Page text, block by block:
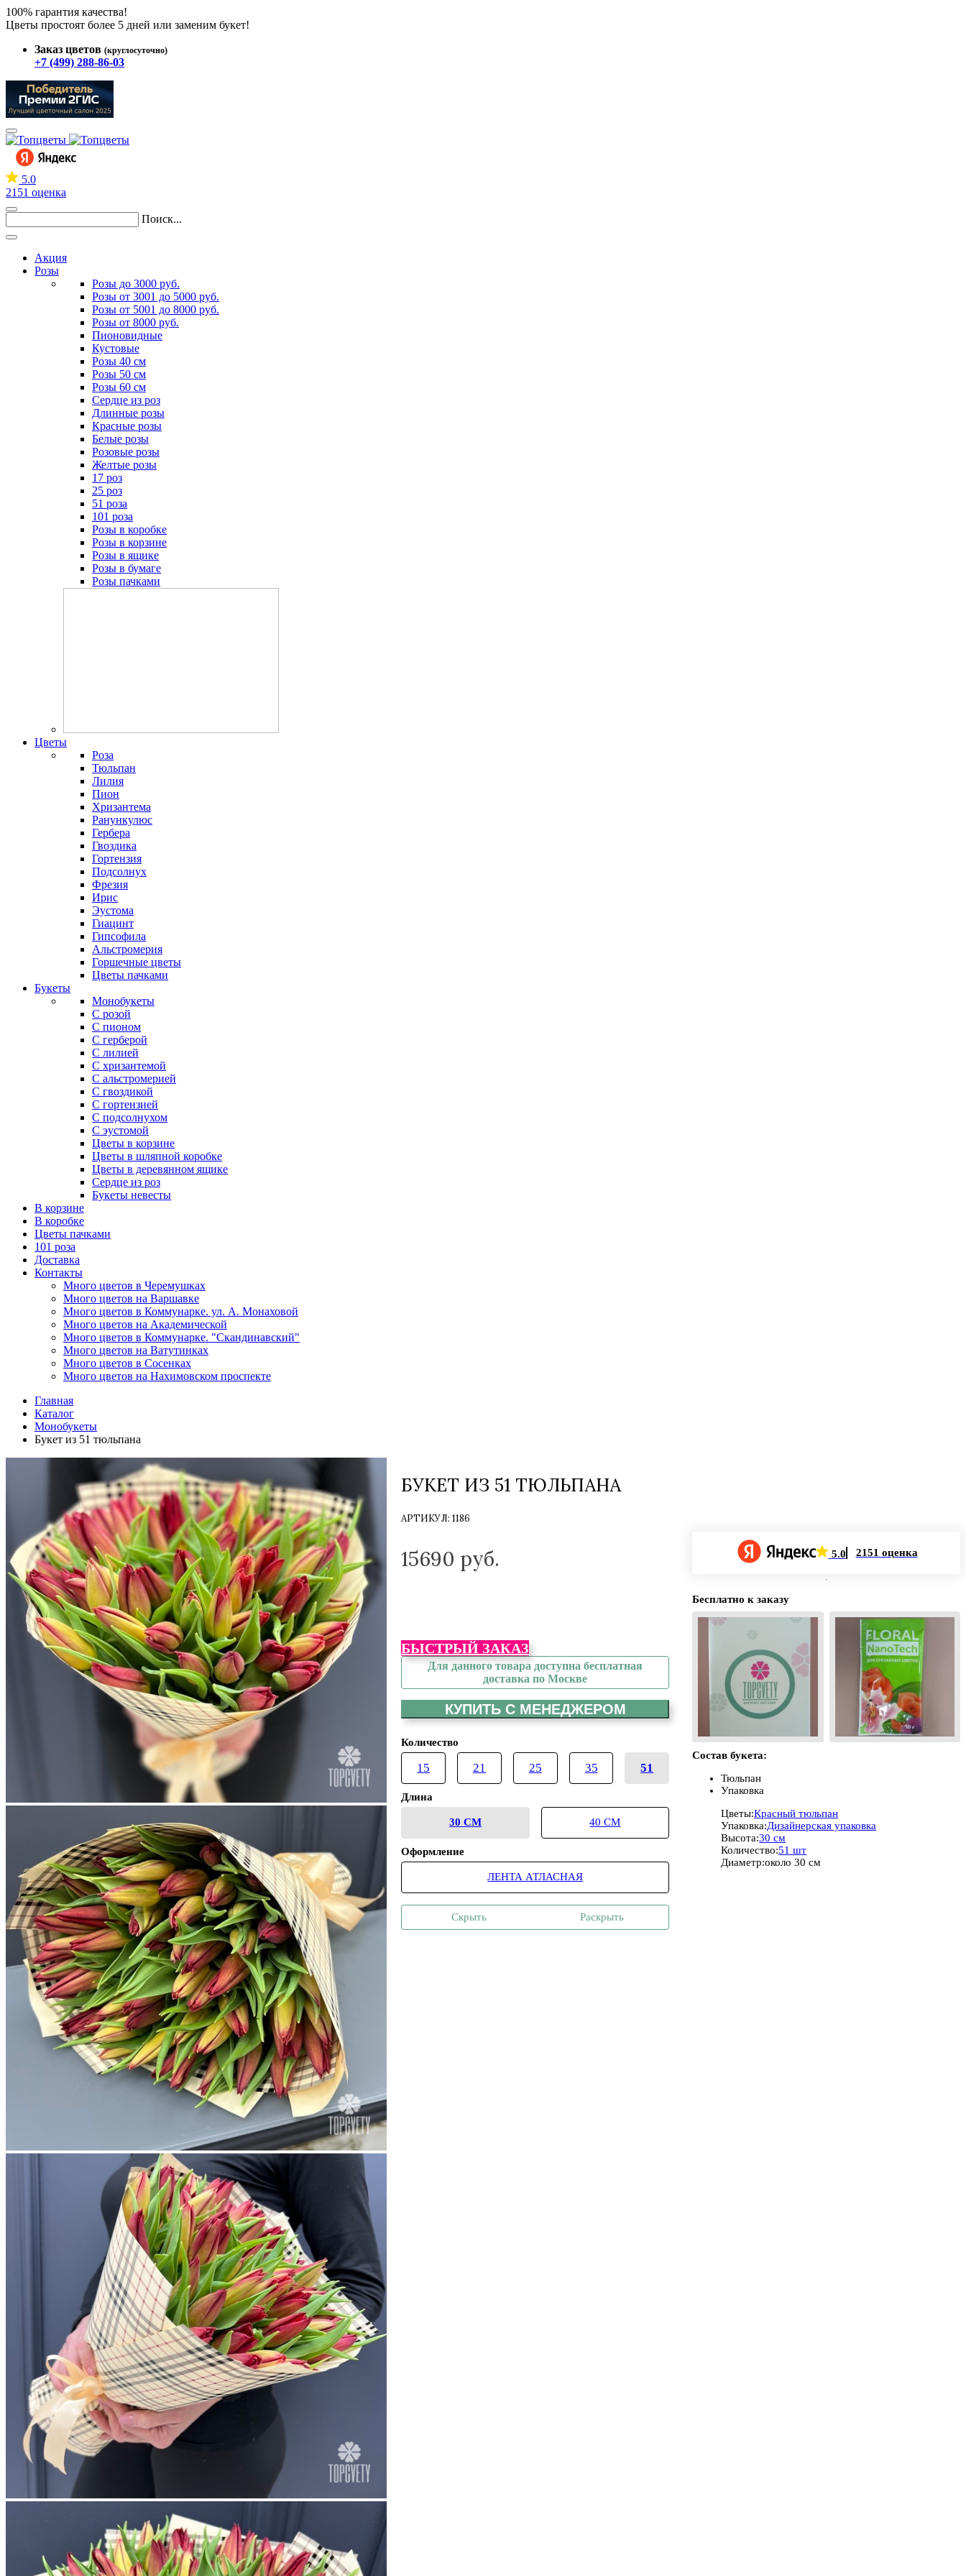
100% гарантия качества!
Цветы простоят более 5 дней или заменим букет!
Заказ цветов (круглосуточно)
+7 (499) 288-86-03
5.0
2151 оценка
Поиск...
Акция
Розы
Розы до 3000 руб.
Розы от 3001 до 5000 руб.
Розы от 5001 до 8000 руб.
Розы от 8000 руб.
Пионовидные
Кустовые
Розы 40 см
Розы 50 см
Розы 60 см
Сердце из роз
Длинные розы
Красные розы
Белые розы
Розовые розы
Желтые розы
17 роз
25 роз
51 роза
101 роза
Розы в коробке
Розы в корзине
Розы в ящике
Розы в бумаге
Розы пачками
Цветы
Роза
Тюльпан
Лилия
Пион
Хризантема
Ранункулюс
Гербера
Гвоздика
Гортензия
Подсолнух
Фрезия
Ирис
Эустома
Гиацинт
Гипсофила
Альстромерия
Горшечные цветы
Цветы пачками
Букеты
Монобукеты
С розой
С пионом
С герберой
С лилией
С хризантемой
С альстромерией
С гвоздикой
С гортензией
С подсолнухом
С эустомой
Цветы в корзине
Цветы в шляпной коробке
Цветы в деревянном ящике
Сердце из роз
Букеты невесты
В корзине
В коробке
Цветы пачками
101 роза
Доставка
Контакты
Много цветов в Черемушках
Много цветов на Варшавке
Много цветов в Коммунарке. ул. А. Монаховой
Много цветов на Академической
Много цветов в Коммунарке. "Скандинавский"
Много цветов на Ватутинках
Много цветов в Сосенках
Много цветов на Нахимовском проспекте
Главная
Каталог
Монобукеты
Букет из 51 тюльпана
БУКЕТ ИЗ 51 ТЮЛЬПАНА
АРТИКУЛ:1186
15690 руб.
БЫСТРЫЙ ЗАКАЗ
Для данного товара доступна бесплатная
доставка по Москве
КУПИТЬ С МЕНЕДЖЕРОМ
Количество
15 21 25 35 51
Длина
30 СМ 40 СМ
Оформление
ЛЕНТА АТЛАСНАЯ
Скрыть Раскрыть
5.0 2151 оценка
Бесплатно к заказу
Состав букета:
Тюльпан
Упаковка
Цветы:Красный тюльпан
Упаковка:Дизайнерская упаковка
Высота:30 см
Количество:51 шт
Диаметр:около 30 см